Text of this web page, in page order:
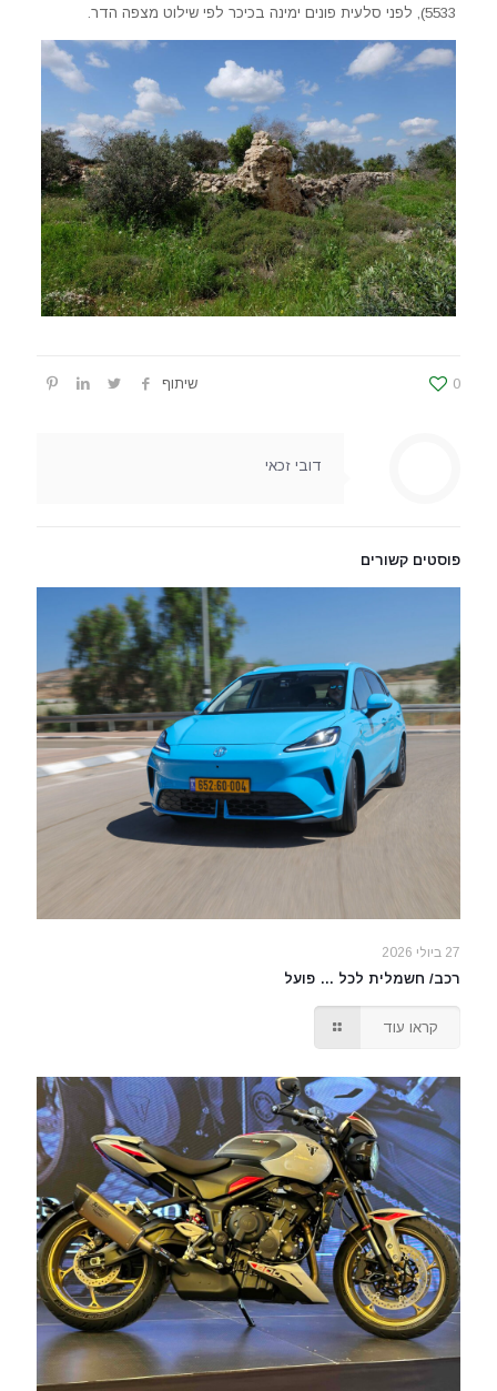
5533), לפני סלעית פונים ימינה בכיכר לפי שילוט מצפה הדר.
שיתוף 0
דובי זכאי
פוסטים קשורים
27 ביולי 2026
רכב/ חשמלית לכל … פועל
קראו עוד